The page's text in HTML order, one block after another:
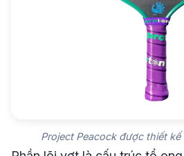
Project Peacock được thiết